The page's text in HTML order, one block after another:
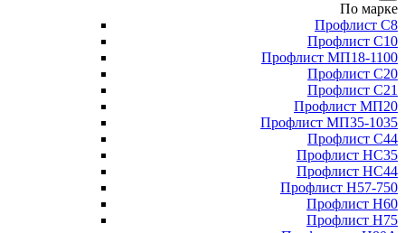
По марке
Профлист С8
Профлист С10
Профлист МП18-1100
Профлист С20
Профлист С21
Профлист МП20
Профлист МП35-1035
Профлист С44
Профлист НС35
Профлист НС44
Профлист Н57-750
Профлист Н60
Профлист Н75